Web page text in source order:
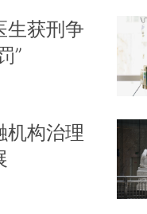
生获刑争
”
机构治理